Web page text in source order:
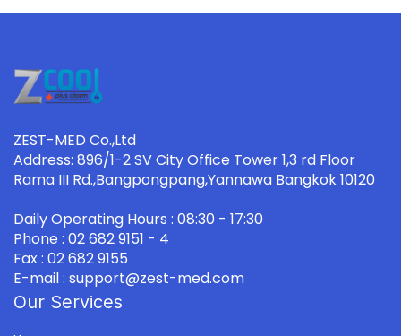
ZEST-MED Co.,Ltd
Address: 896/1-2 SV City Office Tower 1,3 rd Floor
Rama III Rd.,Bangpongpang,Yannawa Bangkok 10120
Daily Operating Hours : 08:30 - 17:30
Phone : 02 682 9151 - 4
Fax : 02 682 9155
E-mail : support@zest-med.com
Our Services